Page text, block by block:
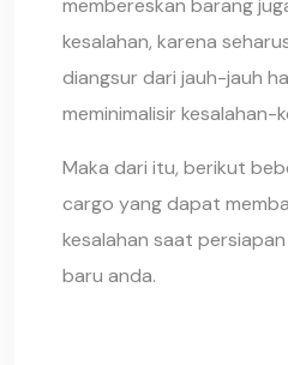
membereskan barang
kesalahan, karena
diangsur dari jauh-jauh
meminimalisir kesalahan-
Maka dari itu, berikut
cargo yang dapat
kesalahan saat
baru anda.